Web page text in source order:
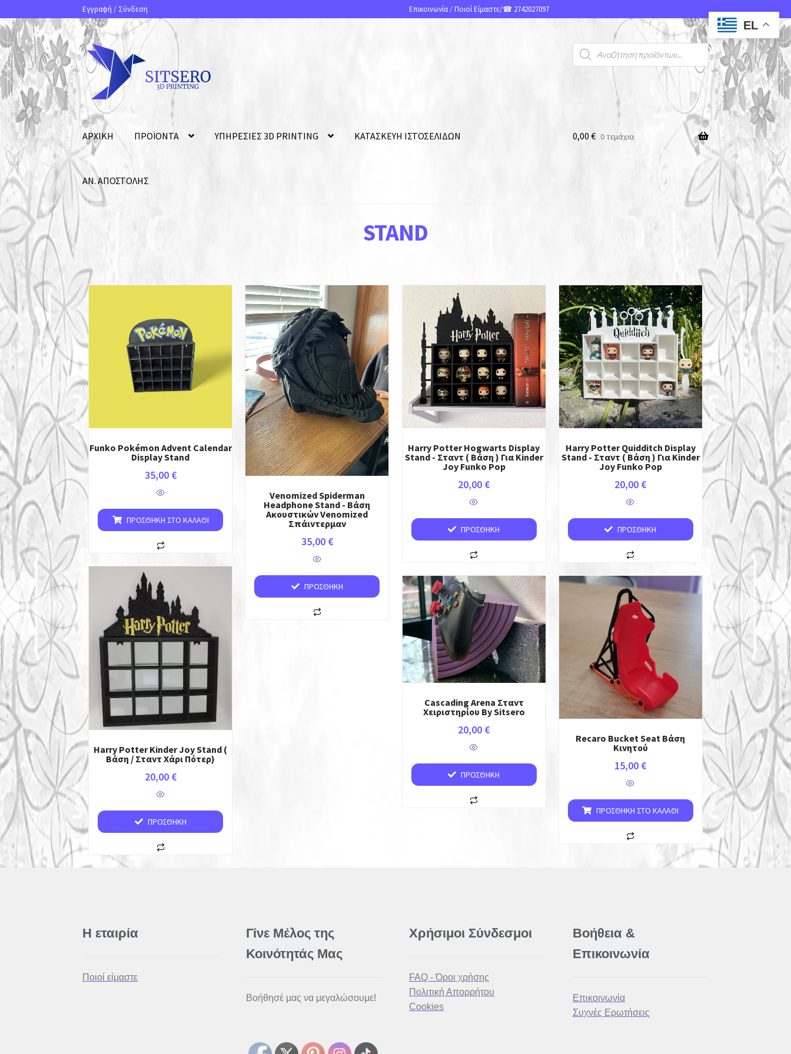
Εγγραφή / Σύνδεση Επικοινωνία/ Ποιοί Είμαστε/☎ 2742027097
ΑΡΧΙΚΗ ΠΡΟΪΟΝΤΑ ΥΠΗΡΕΣΙΕΣ 3D PRINTING ΚΑΤΑΣΚΕΥΗ ΙΣΤΟΣΕΛΙΔΩΝ
ΑΝ. ΑΠΟΣΤΟΛΗΣ
0,00 € 0 τεμάχια
STAND
Funko Pokémon Advent Calendar
Display Stand
35,00 €
ΠΡΟΣΘΉΚΗ ΣΤΟ ΚΑΛΆΘΙ
Venomized Spiderman
Headphone Stand - Βάση
Ακουστικών Venomized
Σπάιντερμαν
35,00 €
ΠΡΟΣΘΉΚΗ
Harry Potter Hogwarts Display
Stand - Σταντ ( Βάση ) Για Kinder
Joy Funko Pop
20,00 €
ΠΡΟΣΘΉΚΗ
Harry Potter Quidditch Display
Stand - Σταντ ( Βάση ) Για Kinder
Joy Funko Pop
20,00 €
ΠΡΟΣΘΉΚΗ
Harry Potter Kinder Joy Stand (
Βάση / Σταντ Χάρι Πότερ)
20,00 €
ΠΡΟΣΘΉΚΗ
Cascading Arena Σταντ
Χειριστηρίου By Sitsero
20,00 €
ΠΡΟΣΘΉΚΗ
Recaro Bucket Seat Βάση
Κινητού
15,00 €
ΠΡΟΣΘΉΚΗ ΣΤΟ ΚΑΛΆΘΙ
Η εταιρία
Ποιοί είμαστε
Γίνε Μέλος της
Κοινότητάς Μας
Βοήθησέ μας να μεγαλώσουμε!
Χρήσιμοι Σύνδεσμοι
FAQ - Όροι χρήσης
Πολιτική Απορρήτου
Cookies
Βοήθεια &
Επικοινωνία
Επικοινωνία
Συχνές Ερωτήσεις
EL